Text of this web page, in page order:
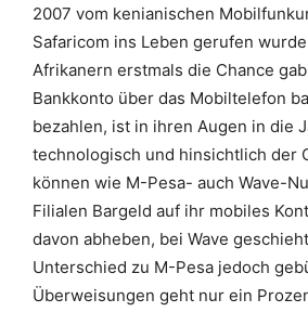
2007 vom kenianischen
Safaricom ins Leben gerufen
Afrikanern erstmals die Chance
Bankkonto über das Mobiltelefon
bezahlen, ist in ihren Augen in die
technologisch und hinsichtlich der
können wie M-Pesa- auch Wave-
Filialen Bargeld auf ihr mobiles
davon abheben, bei Wave
Unterschied zu M-Pesa jedoch
Überweisungen geht nur ein